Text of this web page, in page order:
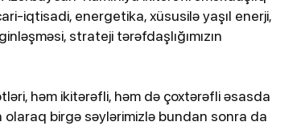
iqtisadi, energetika, xüsusilə yaşıl enerji,
strateji tərəfdaşlığımızın
həm ikitərəfli, həm də çoxtərəfli əsasda
olaraq birgə səylərimizlə bundan sonra da
Türkiyədə sərnişin avtobusu
avtomobillə toqquşub, 30 nəfər